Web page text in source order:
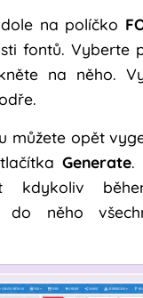
na políčko
fontů. Vyberte
na něho.
můžete opět
Generate.
kdykoliv
do něho